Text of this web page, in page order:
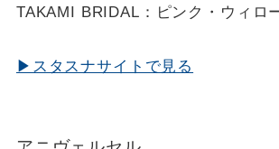
TAKAMI BRIDAL：ピンク・ウィロ
▶スタスナサイトで見る